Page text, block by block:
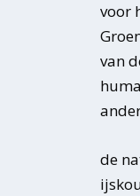
voor
van
de